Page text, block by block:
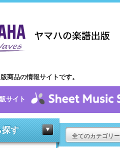
商品の情報サイトです。
サイト
探す
全てのカテゴリー